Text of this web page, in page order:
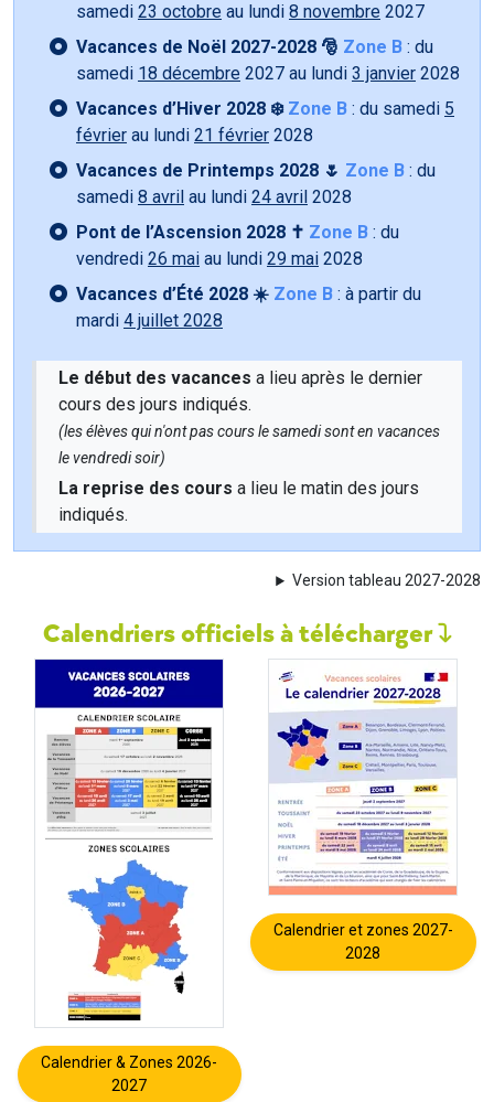
samedi 23 octobre au lundi 8 novembre 2027
Vacances de Noël 2027-2028 🎅 Zone B : du
samedi 18 décembre 2027 au lundi 3 janvier 2028
Vacances d’Hiver 2028 ❄️ Zone B : du samedi 5
février au lundi 21 février 2028
Vacances de Printemps 2028 🌷 Zone B : du
samedi 8 avril au lundi 24 avril 2028
Pont de l’Ascension 2028 ✝️ Zone B : du
vendredi 26 mai au lundi 29 mai 2028
Vacances d’Été 2028 ☀️ Zone B : à partir du
mardi 4 juillet 2028
Le début des vacances a lieu après le dernier
cours des jours indiqués.
(les élèves qui n'ont pas cours le samedi sont en vacances
le vendredi soir)
La reprise des cours a lieu le matin des jours
indiqués.
Version tableau 2027-2028
Calendriers officiels à télécharger
Calendrier & Zones 2026-
2027
Calendrier et zones 2027-
2028